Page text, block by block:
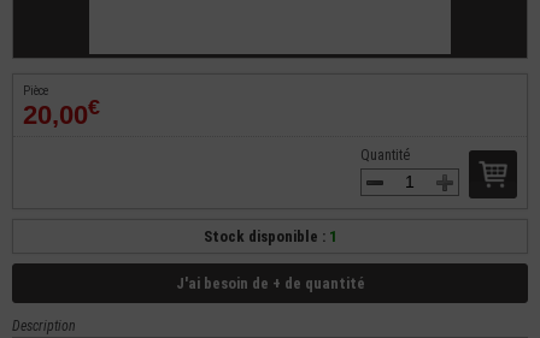
Pièce
20,00€
Quantité
Stock disponible : 1
J'ai besoin de + de quantité
Description